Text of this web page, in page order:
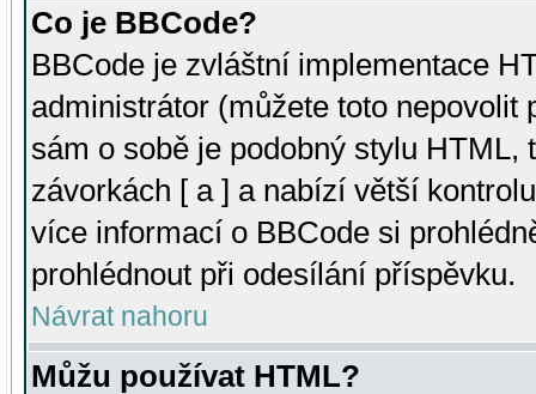
Co je BBCode?
BBCode je zvláštní implementace
administrátor (můžete toto
sám o sobě je podobný stylu HTML,
závorkách [ a ] a nabízí větší
více informací o BBCode si
prohlédnout při odesílání příspěvku.
Návrat nahoru
Můžu používat HTML?